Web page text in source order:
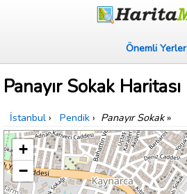
Önemli Yerler
Panayır Sokak Haritası
İstanbul › Pendik › Panayır Sokak»
+
−